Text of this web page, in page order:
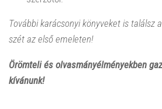
További karácsonyi könyveket is találsz
szét az első emeleten!
Örömteli és olvasmányélményekben
kívánunk!